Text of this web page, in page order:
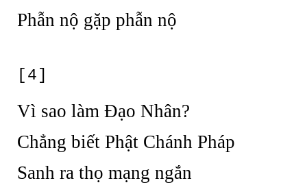
Phẫn nộ gặp phẫn nộ
[4]
Vì sao làm Đạo Nhân?
Chẳng biết Phật Chánh Pháp
Sanh ra thọ mạng ngắn